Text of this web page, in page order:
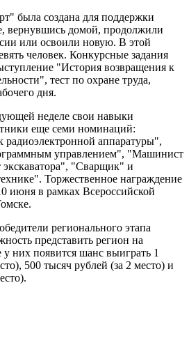
была создана для поддержки
вернувшись домой, продолжили
или освоили новую. В этой
человек. Конкурсные задания
"История возвращения к
тест по охране труда,
дня.
неделе свои навыки
еще семи номинаций:
аппаратуры",
управлением", "Машинист
"Сварщик" и
Торжественное награждение
июня в рамках Всероссийской
регионального этапа
представить регион на
у них появится шанс выиграть 1
500 тысяч рублей (за 2 место) и